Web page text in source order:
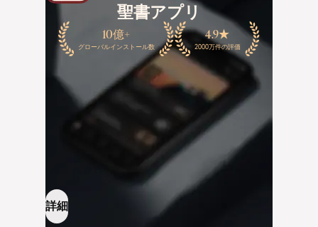
聖書アプリ
10億+
グローバルインストール数
4.9
2000万件の評価
詳細